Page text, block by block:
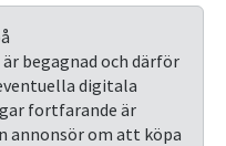
begagnad och därför
digitala
fortfarande är
annonsör om att köpa